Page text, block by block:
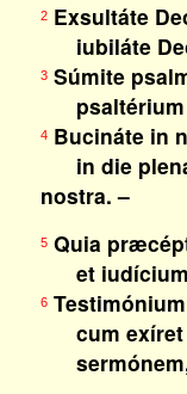
2Exsultáte
iubiláte
3 Súmite
psaltérium
4 Bucináte in
in die
nostra. –
5Quia
et iudícium
6
cum exíret
sermónem,